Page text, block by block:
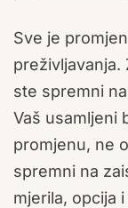
Sve je
preživljavanja.
ste spremni
Vaš usamljeni
promjenu, ne
spremni na
mjerila, opcija